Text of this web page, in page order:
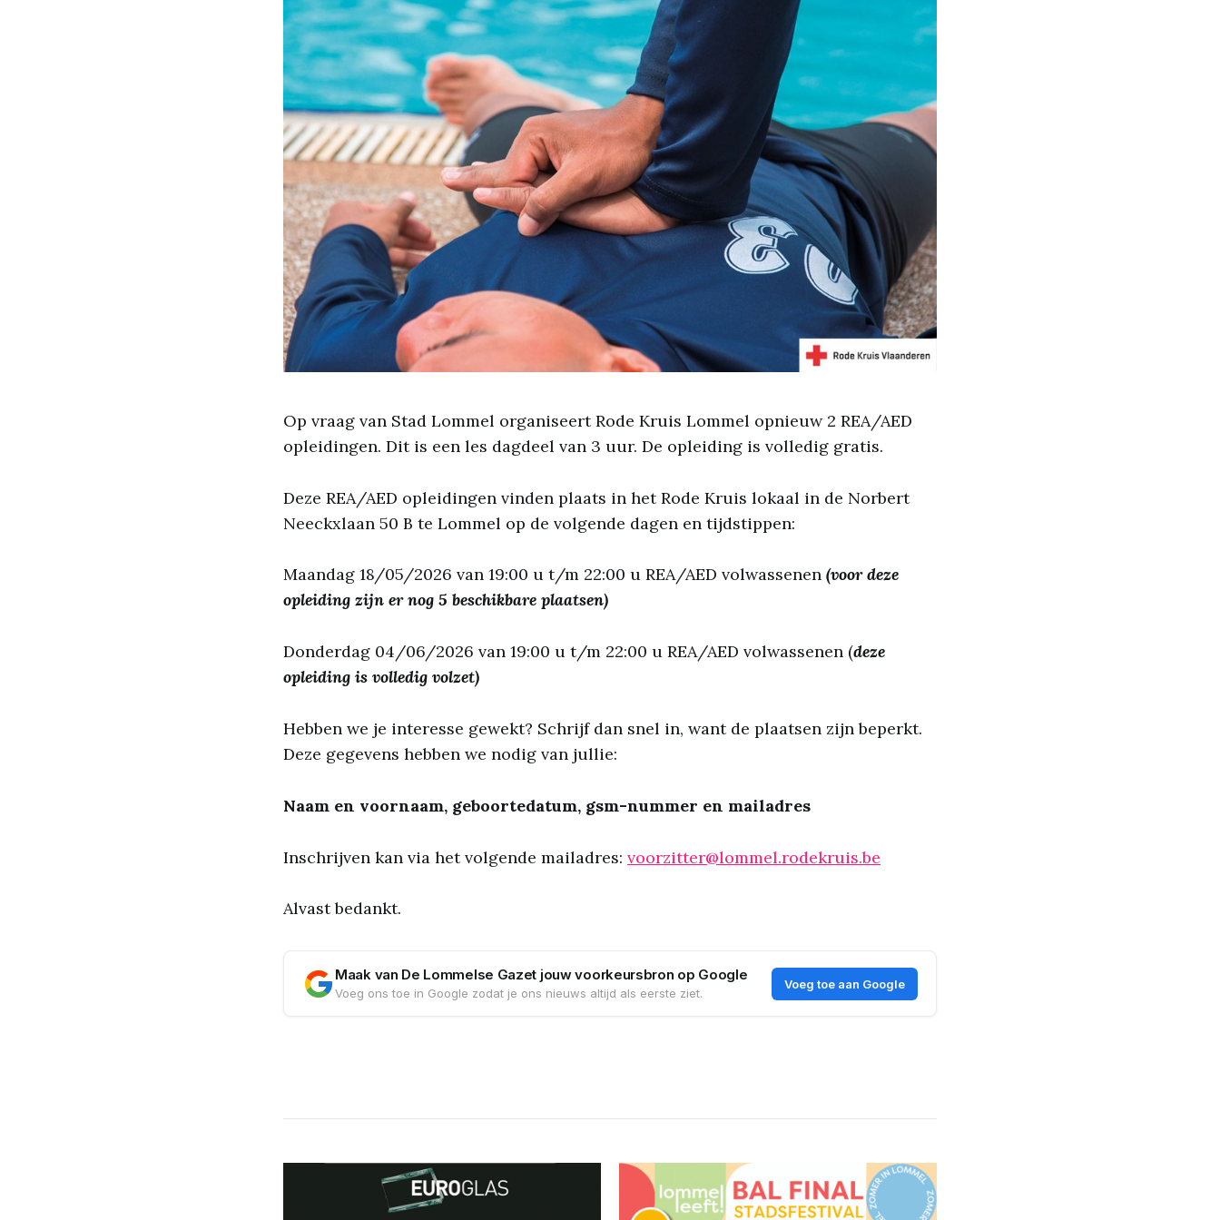
Op vraag van Stad Lommel organiseert Rode Kruis Lommel opnieuw 2 REA/AED
opleidingen. Dit is een les dagdeel van 3 uur. De opleiding is volledig gratis.
Deze REA/AED opleidingen vinden plaats in het Rode Kruis lokaal in de Norbert
Neeckxlaan 50 B te Lommel op de volgende dagen en tijdstippen:
Maandag 18/05/2026 van 19:00 u t/m 22:00 u REA/AED volwassenen (voor deze
opleiding zijn er nog 5 beschikbare plaatsen)
Donderdag 04/06/2026 van 19:00 u t/m 22:00 u REA/AED volwassenen (deze
opleiding is volledig volzet)
Hebben we je interesse gewekt? Schrijf dan snel in, want de plaatsen zijn beperkt.
Deze gegevens hebben we nodig van jullie:
Naam en voornaam, geboortedatum, gsm-nummer en mailadres
Inschrijven kan via het volgende mailadres: voorzitter@lommel.rodekruis.be
Alvast bedankt.
Maak van De Lommelse Gazet jouw voorkeursbron op Google
Voeg ons toe in Google zodat je ons nieuws altijd als eerste ziet.
Voeg toe aan Google